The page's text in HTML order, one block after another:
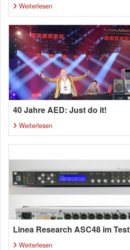
Weiterlesen
40 Jahre AED: Just do it!
Weiterlesen
Linea Research ASC48 im Test
Weiterlesen